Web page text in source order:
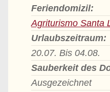
Feriendomizil:
Agriturismo Santa
Urlaubszeitraum:
20.07. Bis 04.08.
Sauberkeit des
Ausgezeichnet